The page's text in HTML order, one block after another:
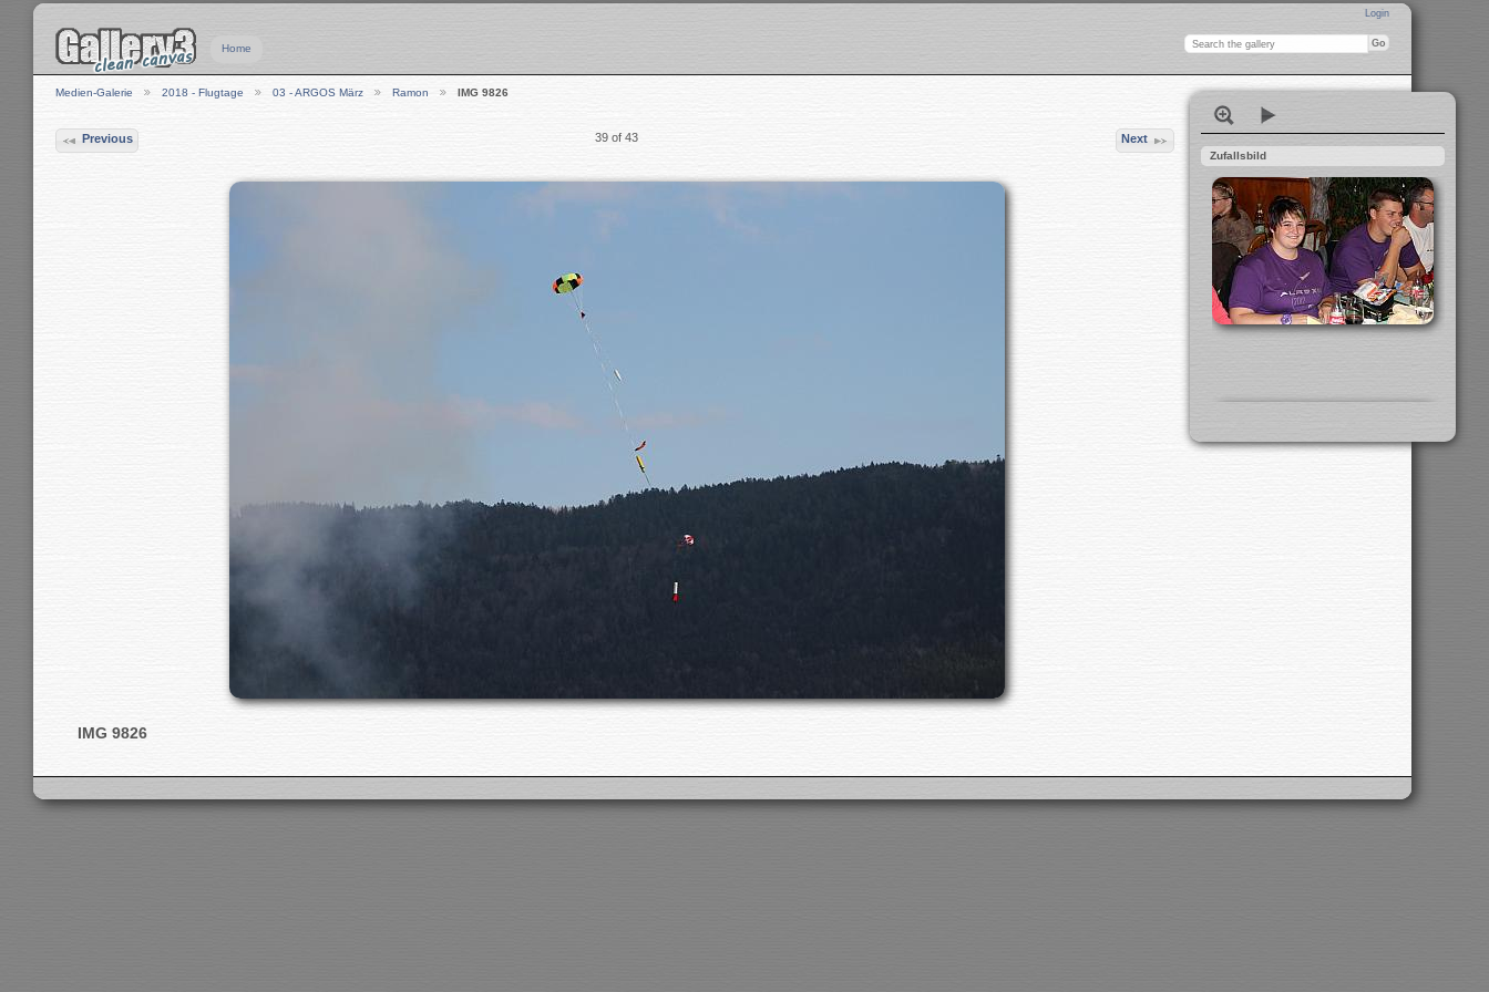
Login
Home
Medien-Galerie 2018 - Flugtage 03 - ARGOS März Ramon IMG 9826
Previous 39 of 43 Next
IMG 9826
Zufallsbild